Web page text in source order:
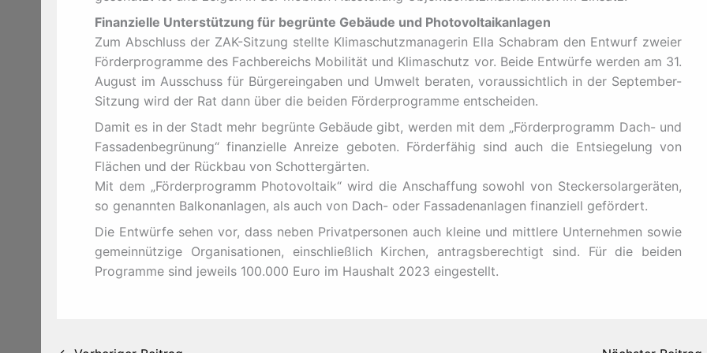
Finanzielle Unterstützung für begrünte Gebäude und Photovoltaikanlagen
Zum Abschluss der ZAK-Sitzung stellte Klimaschutzmanagerin Ella Schabram den Entwurf zweier
Förderprogramme des Fachbereichs Mobilität und Klimaschutz vor. Beide Entwürfe werden am 31.
August im Ausschuss für Bürgereingaben und Umwelt beraten, voraussichtlich in der September-
Sitzung wird der Rat dann über die beiden Förderprogramme entscheiden.
Damit es in der Stadt mehr begrünte Gebäude gibt, werden mit dem „Förderprogramm Dach- und
Fassadenbegrünung“ finanzielle Anreize geboten. Förderfähig sind auch die Entsiegelung von
Flächen und der Rückbau von Schottergärten.
Mit dem „Förderprogramm Photovoltaik“ wird die Anschaffung sowohl von Steckersolargeräten,
so genannten Balkonanlagen, als auch von Dach- oder Fassadenanlagen finanziell gefördert.
Die Entwürfe sehen vor, dass neben Privatpersonen auch kleine und mittlere Unternehmen sowie
gemeinnützige Organisationen, einschließlich Kirchen, antragsberechtigt sind. Für die beiden
Programme sind jeweils 100.000 Euro im Haushalt 2023 eingestellt.